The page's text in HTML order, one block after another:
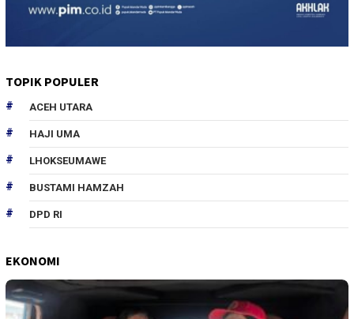
TOPIK POPULER
ACEH UTARA
HAJI UMA
LHOKSEUMAWE
BUSTAMI HAMZAH
DPD RI
EKONOMI